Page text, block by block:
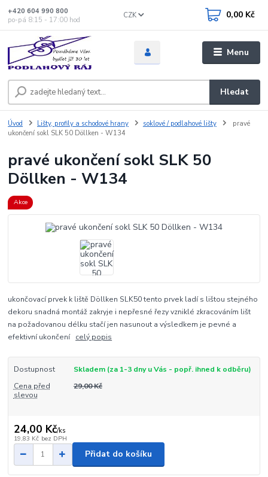
Menu
CZK
Hledat
+420 604 990 800
po-pá 8:15 - 17:00 hod
0,00 Kč
Úvod Lišty, profily a schodové hrany soklové / podlahové lišty
pravé
ukončení sokl SLK 50 Döllken - W134
pravé ukončení sokl SLK 50
Döllken - W134
Akce
ukončovací prvek k liště Döllken SLK50 tento prvek ladí s lištou stejného
dekoru snadná montáž zakryje i nepřesné řezy vzniklé zkracováním lišt
na požadovanou délku stačí jen nasunout a výsledkem je pevné a
efektivní ukončení celý popis
Dostupnost
Skladem (za 1-3 dny u Vás - popř. ihned k odběru)
Cena před
slevou
29,00 Kč
24,00 Kč/ks
19,83 Kč bez DPH
Přidat do košíku